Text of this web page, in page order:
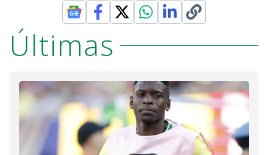
Últimas